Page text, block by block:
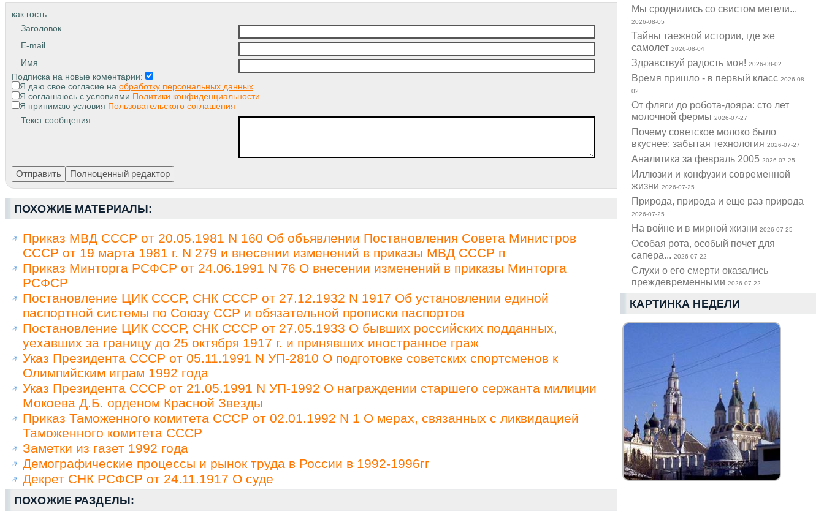
Мы сроднились со свистом метели...
2026-08-05
Тайны таежной истории, где же
самолет2026-08-04
Здравствуй радость моя!2026-08-02
Время пришло - в первый класс2026-08-
02
От фляги до робота-дояра: сто лет
молочной фермы2026-07-27
Почему советское молоко было
вкуснее: забытая технология2026-07-27
Аналитика за февраль 20052026-07-25
Иллюзии и конфузии современной
жизни2026-07-25
Природа, природа и еще раз природа
2026-07-25
На войне и в мирной жизни2026-07-25
Особая рота, особый почет для
сапера...2026-07-22
Слухи о его смерти оказались
преждевременными2026-07-22
КАРТИНКА НЕДЕЛИ
как гость
Заголовок
E-mail
Имя
Подписка на новые коментарии:
Я даю свое согласие на обработку персональных данных
Я соглашаюсь с условиями Политики конфиденциальности
Я принимаю условия Пользовательского соглашения
Текст сообщения
ПОХОЖИЕ МАТЕРИАЛЫ:
Приказ МВД СССР от 20.05.1981 N 160 Об объявлении Постановления Совета Министров
СССР от 19 марта 1981 г. N 279 и внесении изменений в приказы МВД СССР п
Приказ Минторга РСФСР от 24.06.1991 N 76 О внесении изменений в приказы Минторга
РСФСР
Постановление ЦИК СССР, СНК СССР от 27.12.1932 N 1917 Об установлении единой
паспортной системы по Союзу ССР и обязательной прописки паспортов
Постановление ЦИК СССР, СНК СССР от 27.05.1933 О бывших российских подданных,
уехавших за границу до 25 октября 1917 г. и принявших иностранное граж
Указ Президента СССР от 05.11.1991 N УП-2810 О подготовке советских спортсменов к
Олимпийским играм 1992 года
Указ Президента СССР от 21.05.1991 N УП-1992 О награждении старшего сержанта милиции
Мокоева Д.Б. орденом Красной Звезды
Приказ Таможенного комитета СССР от 02.01.1992 N 1 О мерах, связанных с ликвидацией
Таможенного комитета СССР
Заметки из газет 1992 года
Демографические процессы и рынок труда в России в 1992-1996гг
Декрет СНК РСФСР от 24.11.1917 О суде
ПОХОЖИЕ РАЗДЕЛЫ: